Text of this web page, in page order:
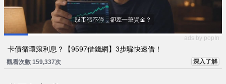
ads by popIn
卡債循環滾利息？【9597借錢網】3步驟快速借！
觀看次數 159,337次 深入了解